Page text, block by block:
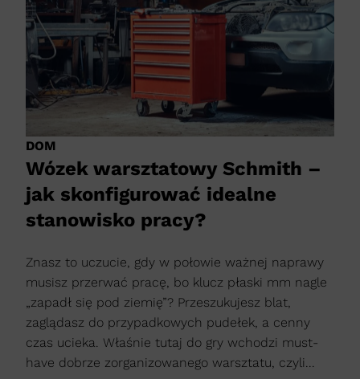
DOM
Wózek warsztatowy Schmith –
jak skonfigurować idealne
stanowisko pracy?
Znasz to uczucie, gdy w połowie ważnej naprawy
musisz przerwać pracę, bo klucz płaski mm nagle
„zapadł się pod ziemię”? Przeszukujesz blat,
zaglądasz do przypadkowych pudełek, a cenny
czas ucieka. Właśnie tutaj do gry wchodzi must-
have dobrze zorganizowanego warsztatu, czyli...